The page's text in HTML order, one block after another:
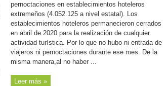
pernoctaciones en establecimientos hoteleros
extremeños (4.052.125 a nivel estatal). Los
establecimientos hoteleros permanecieron cerrados
en abril de 2020 para la realización de cualquier
actividad turística. Por lo que no hubo ni entrada de
viajeros ni pernoctaciones durante ese mes. De la
misma manera,al no haber ...
Leer más »